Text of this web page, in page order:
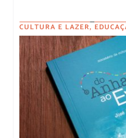
CULTURA E LAZER,